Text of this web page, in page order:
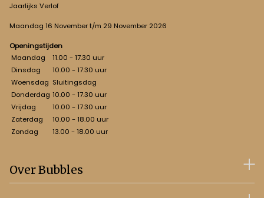
Jaarlijks Verlof
Maandag 16 November t/m 29 November 2026
Openingstijden
Maandag
11.00 - 17.30 uur
Dinsdag
10.00 - 17.30 uur
Woensdag Sluitingsdag
Donderdag 10.00 - 17.30 uur
Vrijdag
10.00 - 17.30 uur
Zaterdag
10.00 - 18.00 uur
Zondag
13.00 - 18.00 uur
Over Bubbles